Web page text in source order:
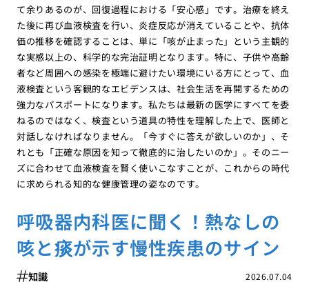
て余りあるのが、回復過程における「安心感」です。治療を終え
た後に再び血液検査を行い、炎症反応が消えていることや、抗体
価の推移を確認することは、単に「咳が止まった」という主観的
な実感以上の、科学的な完治証明となります。特に、子供や高齢
者など周囲への感染を極端に避けたい環境にいる方にとって、血
液検査という客観的なエビデンスは、社会生活を再開するための
強力なパスポートになります。私たちは最新の医学にすべてを委
ねるのではなく、検査という道具の特性を理解した上で、医師と
対話しなければなりません。「今すぐに答えが欲しいのか」、そ
れとも「正確な原因を知って徹底的に治したいのか」。そのニー
ズに合わせて血液検査を賢く使いこなすことが、これからの時代
に求められる知的な健康管理の姿なのです。
呼吸器内科医に聞く！熱なしの
咳と痰が示す慢性疾患のサイン
2026.07.04
知識